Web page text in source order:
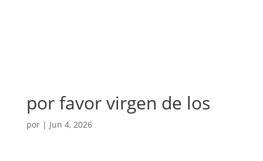
por favor virgen de los
por | Jun 4, 2026